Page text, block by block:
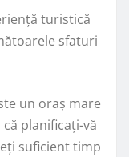
turistică
sfaturi
un oraș mare
planificați-vă
suficient timp